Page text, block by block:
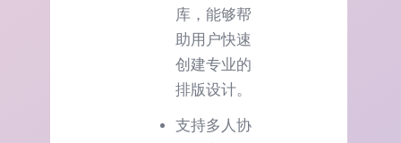
库，能够帮
助用户快速
创建专业的
排版设计。
支持多人协